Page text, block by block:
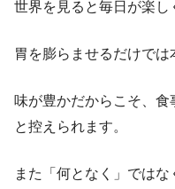
世界を見ると毎日が楽し
胃を膨らませるだけでは
味が豊かだからこそ、
と控えられます。
また「何となく」では